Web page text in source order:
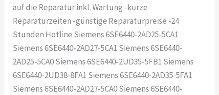
auf die Reparatur inkl. Wartung -kurze
Reparaturzeiten -günstige Reparaturpreise -24
Stunden Hotline Siemens 6SE6440-2AD25-5CA1
Siemens 6SE6440-2AD27-5CA1 Siemens 6SE6440-
2AD25-5CA0 Siemens 6SE6440-2UD35-5FB1 Siemens
6SE6440-2UD38-8FA1 Siemens 6SE6440-2AD35-5FA1
Siemens 6SE6440-2AD27-5CA0 Siemens 6SE6440-